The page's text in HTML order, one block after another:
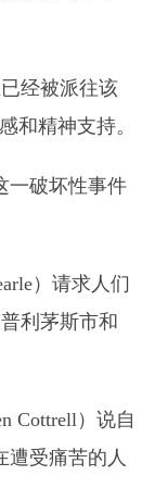
经被派往该
和精神支持。
一破坏性事件
） 请求人们
利茅斯市和
Cottrell） 说自
遭受痛苦的人